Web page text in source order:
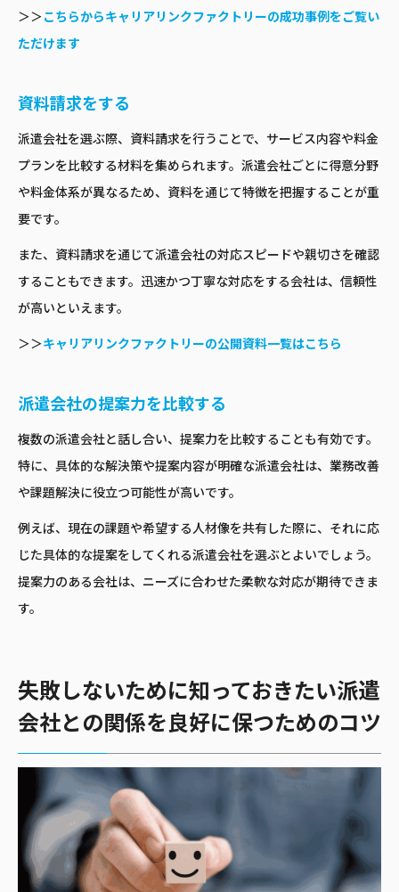
＞＞こちらからキャリアリンクファクトリーの成功事例をご覧い
ただけます
資料請求をする
派遣会社を選ぶ際、資料請求を行うことで、サービス内容や料金
プランを比較する材料を集められます。派遣会社ごとに得意分野
や料金体系が異なるため、資料を通じて特徴を把握することが重
要です。
また、資料請求を通じて派遣会社の対応スピードや親切さを確認
することもできます。迅速かつ丁寧な対応をする会社は、信頼性
が高いといえます。
＞＞キャリアリンクファクトリーの公開資料一覧はこちら
派遣会社の提案力を比較する
複数の派遣会社と話し合い、提案力を比較することも有効です。
特に、具体的な解決策や提案内容が明確な派遣会社は、業務改善
や課題解決に役立つ可能性が高いです。
例えば、現在の課題や希望する人材像を共有した際に、それに応
じた具体的な提案をしてくれる派遣会社を選ぶとよいでしょう。
提案力のある会社は、ニーズに合わせた柔軟な対応が期待できま
す。
失敗しないために知っておきたい派遣
会社との関係を良好に保つためのコツ